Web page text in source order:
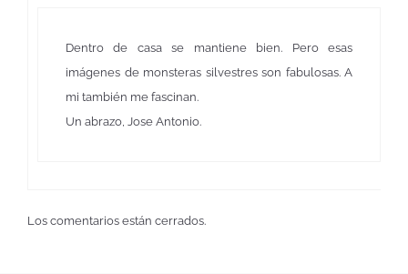
Dentro de casa se mantiene bien. Pero esas
imágenes de monsteras silvestres son fabulosas. A
mi también me fascinan.
Un abrazo, Jose Antonio.
Los comentarios están cerrados.